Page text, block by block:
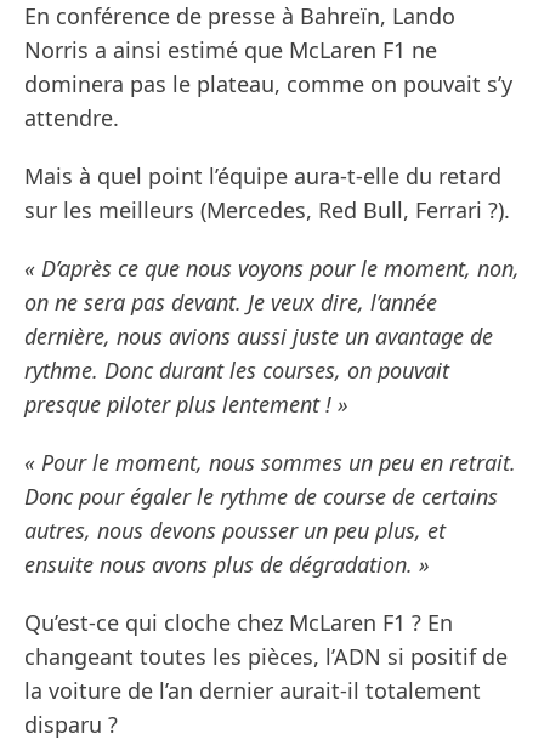
En conférence de presse à Bahreïn, Lando
Norris a ainsi estimé que McLaren F1 ne
dominera pas le plateau, comme on pouvait s’y
attendre.
Mais à quel point l’équipe aura-t-elle du retard
sur les meilleurs (Mercedes, Red Bull, Ferrari ?).
« D’après ce que nous voyons pour le moment, non,
on ne sera pas devant. Je veux dire, l’année
dernière, nous avions aussi juste un avantage de
rythme. Donc durant les courses, on pouvait
presque piloter plus lentement ! »
« Pour le moment, nous sommes un peu en retrait.
Donc pour égaler le rythme de course de certains
autres, nous devons pousser un peu plus, et
ensuite nous avons plus de dégradation. »
Qu’est-ce qui cloche chez McLaren F1 ? En
changeant toutes les pièces, l’ADN si positif de
la voiture de l’an dernier aurait-il totalement
disparu ?